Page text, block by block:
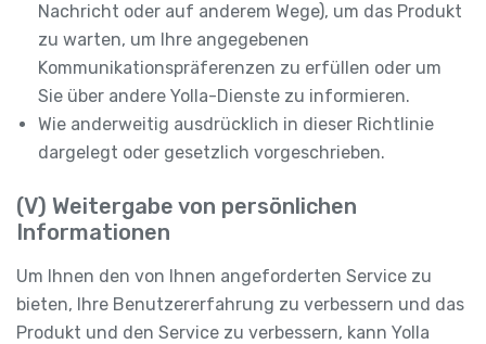
Nachricht oder auf anderem Wege), um das Produkt
zu warten, um Ihre angegebenen
Kommunikationspräferenzen zu erfüllen oder um
Sie über andere Yolla-Dienste zu informieren.
Wie anderweitig ausdrücklich in dieser Richtlinie
dargelegt oder gesetzlich vorgeschrieben.
(V) Weitergabe von persönlichen
Informationen
Um Ihnen den von Ihnen angeforderten Service zu
bieten, Ihre Benutzererfahrung zu verbessern und das
Produkt und den Service zu verbessern, kann Yolla